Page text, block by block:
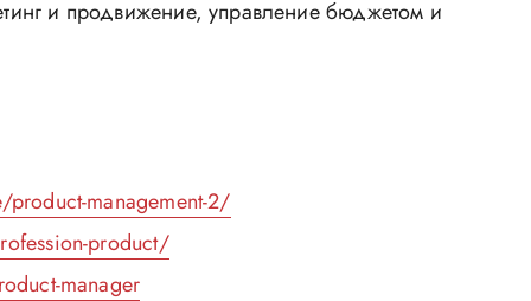
и продвижение, управление бюджетом и
management-2/
product/
manager